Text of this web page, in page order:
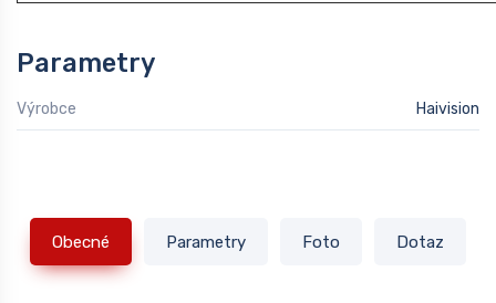
Parametry
Výrobce Haivision
Obecné Parametry Foto Dotaz